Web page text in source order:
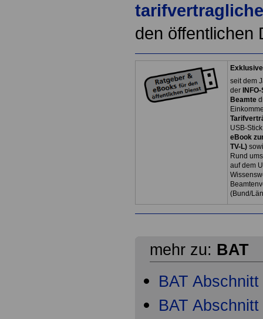
den öffentlichen
seit dem
der
Beamte
USB-
eBook
TV-L)
Rund
auf dem
(Bund/
mehr zu: BAT
BAT Abschnitt
BAT